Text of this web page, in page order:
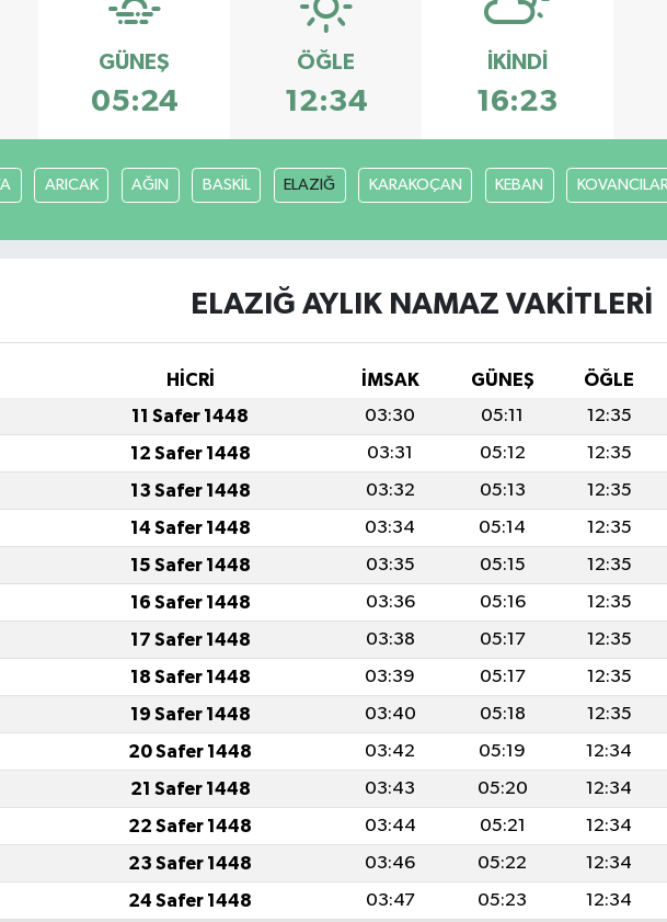
GÜNEŞ
05:24
ÖĞLE
12:34
İKINDI
16:23
ARICAK AĞIN BASKİL ELAZIĞ KARAKOÇAN KEBAN KOVANCILAR
ELAZIĞ AYLIK NAMAZ VAKITLERI
HİCRİ İMSAK GÜNEŞ ÖĞLE
11 Safer 1448 03:30 05:11 12:35
12 Safer 1448 03:31 05:12 12:35
13 Safer 1448 03:32 05:13 12:35
14 Safer 1448 03:34 05:14 12:35
15 Safer 1448 03:35 05:15 12:35
16 Safer 1448 03:36 05:16 12:35
17 Safer 1448 03:38 05:17 12:35
18 Safer 1448 03:39 05:17 12:35
19 Safer 1448 03:40 05:18 12:35
20 Safer 1448 03:42 05:19 12:34
21 Safer 1448 03:43 05:20 12:34
22 Safer 1448 03:44 05:21 12:34
23 Safer 1448 03:46 05:22 12:34
24 Safer 1448 03:47 05:23 12:34